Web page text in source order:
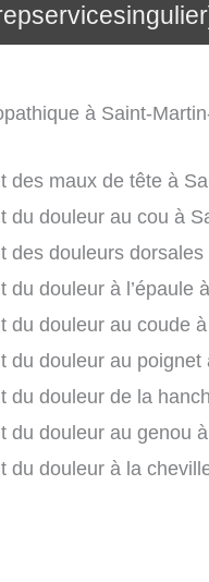
à Saint-
des maux de tête à
du douleur au cou à
des douleurs
du douleur à l’épaule
du douleur au coude
du douleur au
du douleur de la
du douleur au genou
du douleur à la